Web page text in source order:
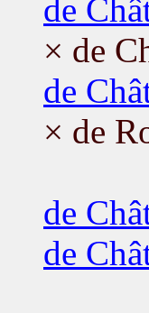
de
× de
de
× de
de
de